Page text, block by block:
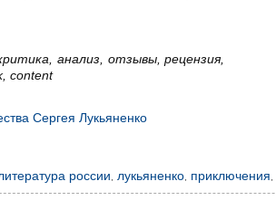
анализ, отзывы, рецензия,
content
Сергея Лукьяненко
россии лукьяненко, приключения